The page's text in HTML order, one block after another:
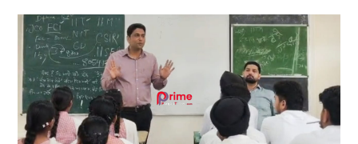
DAV ਪਬਲਿਕ ਸਕੂਲ ‘ਚ ਗਣਿਤ ਅਤੇ
ਵਿਗਿਆਨ ਕਵਿਜ਼ ਮੁਕਾਬਲਾ ਕਰਵਾਇਆ
ਗਿਆ
Prime Punjab Times
July 29, 2026